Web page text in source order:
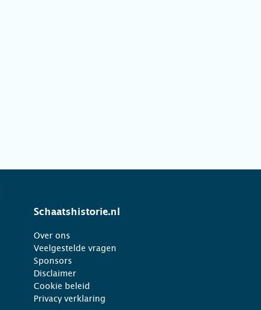
Schaatshistorie.nl
Over ons
Veelgestelde vragen
Sponsors
Disclaimer
Cookie beleid
Privacy verklaring